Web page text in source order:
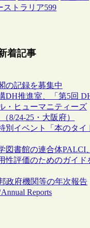
ストラリア599
着記事
の記録を募集中
DH推進室、「第5回
・ヒューマニティーズ
8/24-25・大阪府）
別イベント「本のタイ
書館の連合体PALCI、
性評価のためのガイド
政府機関等の年次報告
Reports